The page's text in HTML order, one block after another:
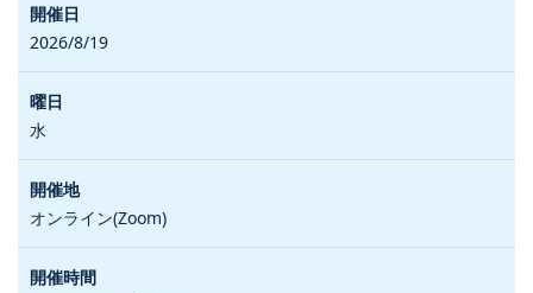
2026/8/19
水
オンライン(Zoom)